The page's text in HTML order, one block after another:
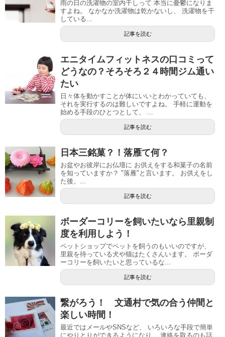
雨の日の洗濯物の室内干しって 本当に憂鬱になりま
すよね。 なかなか洗濯物は乾かないし、 洗濯物を干
している...
記事を読む
エニタイムフィットネスの口コミって
どうなの？そろそろ２４時間ジム通い
たい
日々体を動かすことが体にいいとわかっていても、
それを実行するのは難しいですよね。 手軽に運動を
始める手段のひとつとして、 ...
記事を読む
日本三銘菓？！落雁て何？
お盆やお彼岸にお仏壇に お供えをする和菓子の名前
を知っていますか？ "落雁"と言います。 お供えをし
た後、...
記事を読む
ボーダーコリーを飼いたいなら里親制
度を利用しよう！
ペットショップでペットを飼うのもいいのですが、
里親を待っている犬や猫はたくさんいます。 ボーダ
ーコリーを飼いたいと思っているな...
記事を読む
繋がろう！ 文通村で気の合う仲間と
楽しい時間！
最近ではメールやSNSなど、 いろいろな手段で簡単
にやりとりができるようになり、 連絡を取るのも話